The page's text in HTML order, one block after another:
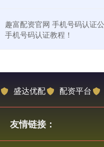
趣富配资官网 手机号码认证
手机号码认证教程！
盛达优配 配资平台
友情链接：